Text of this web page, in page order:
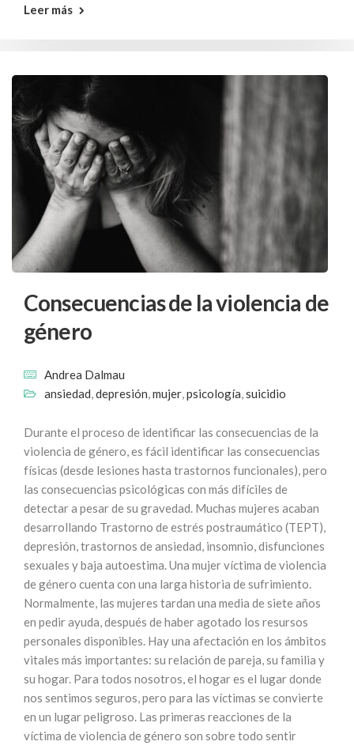
Leer más
Consecuencias de la violencia de
género
Andrea Dalmau
ansiedad,depresión,mujer,psicología,suicidio
Durante el proceso de identificar las consecuencias de la
violencia de género, es fácil identificar las consecuencias
físicas (desde lesiones hasta trastornos funcionales), pero
las consecuencias psicológicas con más difíciles de
detectar a pesar de su gravedad. Muchas mujeres acaban
desarrollando Trastorno de estrés postraumático (TEPT),
depresión, trastornos de ansiedad, insomnio, disfunciones
sexuales y baja autoestima. Una mujer víctima de violencia
de género cuenta con una larga historia de sufrimiento.
Normalmente, las mujeres tardan una media de siete años
en pedir ayuda, después de haber agotado los resursos
personales disponibles. Hay una afectación en los ámbitos
vitales más importantes: su relación de pareja, su familia y
su hogar. Para todos nosotros, el hogar es el lugar donde
nos sentimos seguros, pero para las víctimas se convierte
en un lugar peligroso. Las primeras reacciones de la
víctima de violencia de género son sobre todo sentir